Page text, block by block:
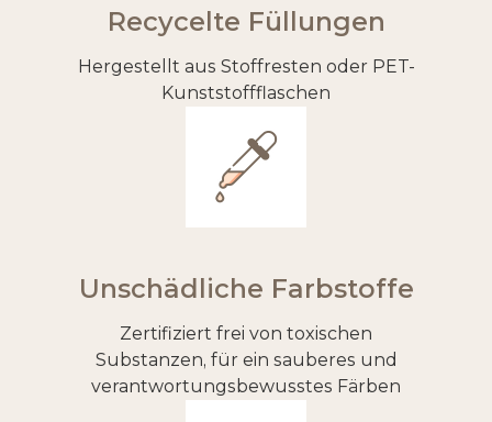
Recycelte Füllungen
Hergestellt aus Stoffresten oder PET-
Kunststoffflaschen
Unschädliche Farbstoffe
Zertifiziert frei von toxischen
Substanzen, für ein sauberes und
verantwortungsbewusstes Färben